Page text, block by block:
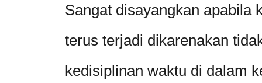
Sangat disayangkan apabila
terus terjadi dikarenakan
kedisiplinan waktu di dalam